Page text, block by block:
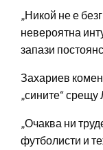
„Никой не е
невероятна
запази
Захариев
„сините“
„Очаква ни
футболисти и